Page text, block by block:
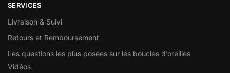
SERVICES
Livraison & Suivi
Retours et Remboursement
Les questions les plus posées sur les boucles d’oreilles
Vidéos